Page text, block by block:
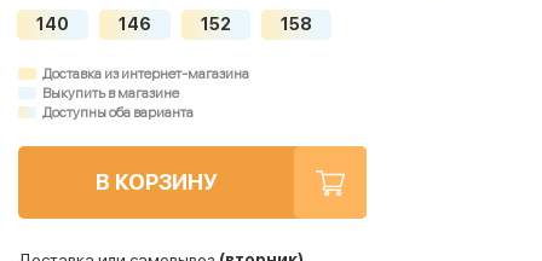
140 146 152 158
Доставка из интернет-магазина
Выкупить в магазине
Доступны оба варианта
В КОРЗИНУ